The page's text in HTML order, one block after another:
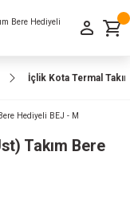
İçlik Kota Termal
Takım Bere